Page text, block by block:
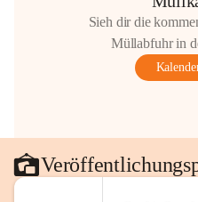
Sieh dir die
Müllabfuhr in